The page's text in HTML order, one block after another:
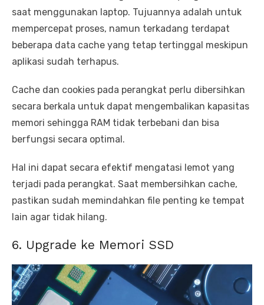
saat menggunakan laptop. Tujuannya adalah untuk
mempercepat proses, namun terkadang terdapat
beberapa data cache yang tetap tertinggal meskipun
aplikasi sudah terhapus.
Cache dan cookies pada perangkat perlu dibersihkan
secara berkala untuk dapat mengembalikan kapasitas
memori sehingga RAM tidak terbebani dan bisa
berfungsi secara optimal.
Hal ini dapat secara efektif mengatasi lemot yang
terjadi pada perangkat. Saat membersihkan cache,
pastikan sudah memindahkan file penting ke tempat
lain agar tidak hilang.
6. Upgrade ke Memori SSD